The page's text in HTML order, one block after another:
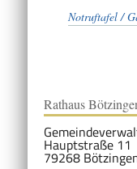
Notruftafel /
Rathaus
Hauptstraße 11
79268